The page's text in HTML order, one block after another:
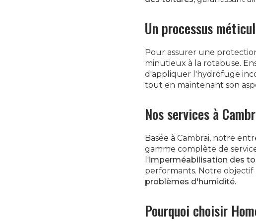
Un processus
Pour assurer une
minutieux à la rotabuse.
d'appliquer l'hydrofuge
tout en maintenant son
Nos services à
Basée à Cambrai, notre
gamme complète de
l'imperméabilisation des
performants. Notre objectif
problèmes d'humidité.
Pourquoi choisir